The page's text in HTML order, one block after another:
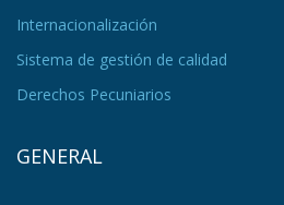
Internacionalización
Sistema de gestión de calidad
Derechos Pecuniarios
GENERAL